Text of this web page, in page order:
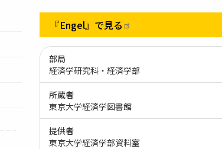
『Engel』で見る
部局
経済学研究科・経済学部
所蔵者
東京大学経済学図書館
提供者
東京大学経済学部資料室